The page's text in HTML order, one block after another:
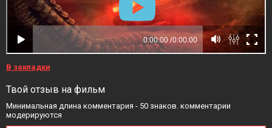
В закладки
Твой отзыв на фильм
Минимальная длина комментария - 50 знаков. комментарии
модерируются